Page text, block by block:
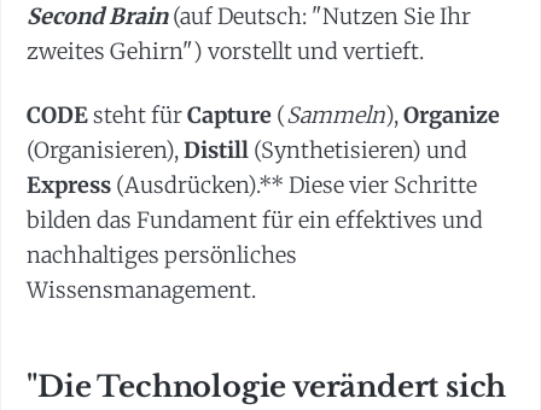
Second Brain(auf Deutsch: "Nutzen Sie Ihr
zweites Gehirn") vorstellt und vertieft.
CODEsteht fürCapture (Sammeln),Organize
(Organisieren),Distill (Synthetisieren) und
Express (Ausdrücken).** Diese vier Schritte
bilden das Fundament für ein effektives und
nachhaltiges persönliches
Wissensmanagement.
"Die Technologie verändert sich